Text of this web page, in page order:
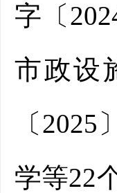
字〔
市政设
〔
学等22